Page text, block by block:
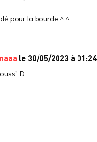
pour la bourde ^.^
le 30/05/2023 à 01:24
:D